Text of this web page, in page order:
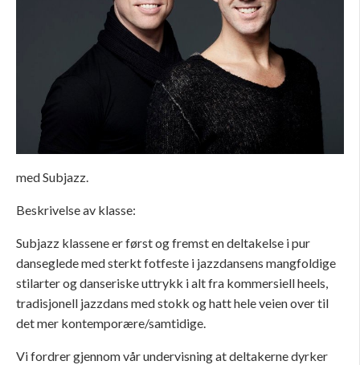
med Subjazz.
Beskrivelse av klasse:
Subjazz klassene er først og fremst en deltakelse i pur
danseglede med sterkt fotfeste i jazzdansens mangfoldige
stilarter og danseriske uttrykk i alt fra kommersiell heels,
tradisjonell jazzdans med stokk og hatt hele veien over til
det mer kontemporære/samtidige.
Vi fordrer gjennom vår undervisning at deltakerne dyrker